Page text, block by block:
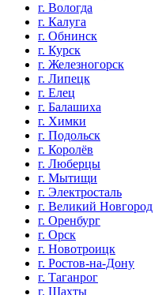
г. Вологда
г. Калуга
г. Обнинск
г. Курск
г. Железногорск
г. Липецк
г. Елец
г. Балашиха
г. Химки
г. Подольск
г. Королёв
г. Люберцы
г. Мытищи
г. Электросталь
г. Великий Новгород
г. Оренбург
г. Орск
г. Новотроицк
г. Ростов-на-Дону
г. Таганрог
г. Шахты